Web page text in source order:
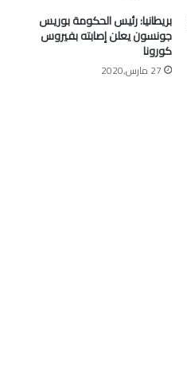
بريطانيا: رئيس الحكومة بوريس
جونسون يعلن إصابته بفيروس
كورونا
27 مارس,2020